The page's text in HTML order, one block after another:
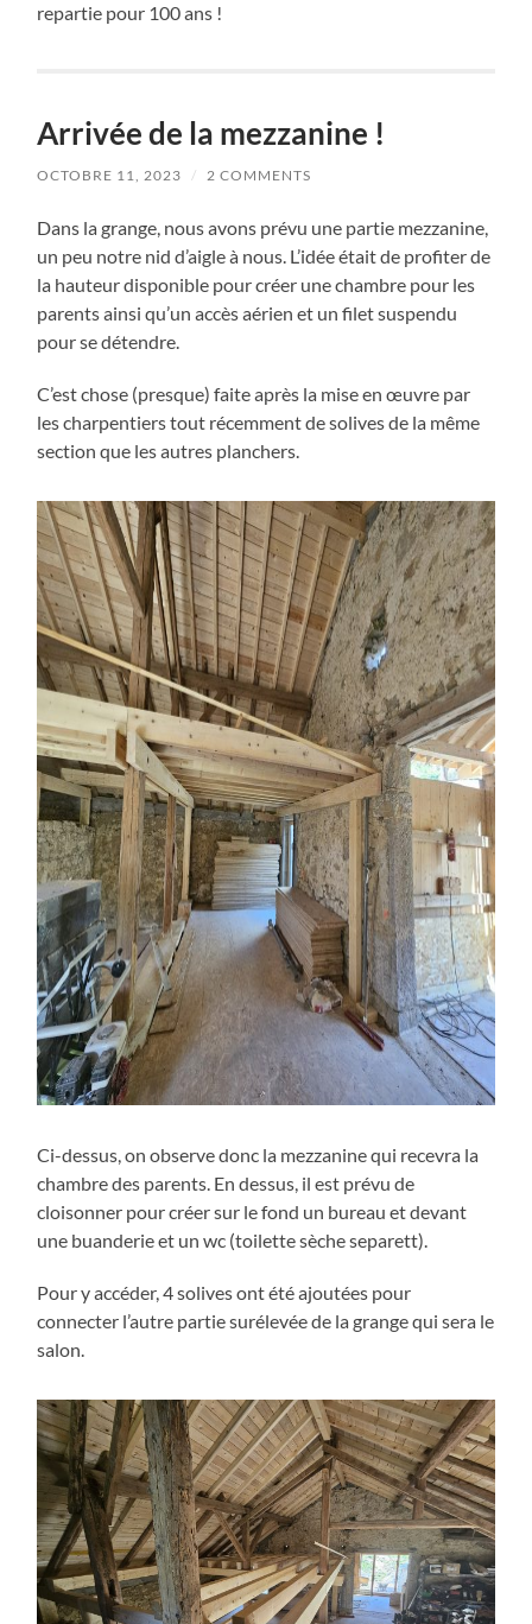
repartie pour 100 ans !
Arrivée de la mezzanine !
OCTOBRE 11, 2023 / 2 COMMENTS
Dans la grange, nous avons prévu une partie mezzanine,
un peu notre nid d’aigle à nous. L’idée était de profiter de
la hauteur disponible pour créer une chambre pour les
parents ainsi qu’un accès aérien et un filet suspendu
pour se détendre.
C’est chose (presque) faite après la mise en œuvre par
les charpentiers tout récemment de solives de la même
section que les autres planchers.
Ci-dessus, on observe donc la mezzanine qui recevra la
chambre des parents. En dessus, il est prévu de
cloisonner pour créer sur le fond un bureau et devant
une buanderie et un wc (toilette sèche separett).
Pour y accéder, 4 solives ont été ajoutées pour
connecter l’autre partie surélevée de la grange qui sera le
salon.